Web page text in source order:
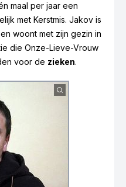
maal per jaar een
met Kerstmis. Jakov is
woont met zijn gezin in
die Onze-Lieve-Vrouw
voor de zieken.